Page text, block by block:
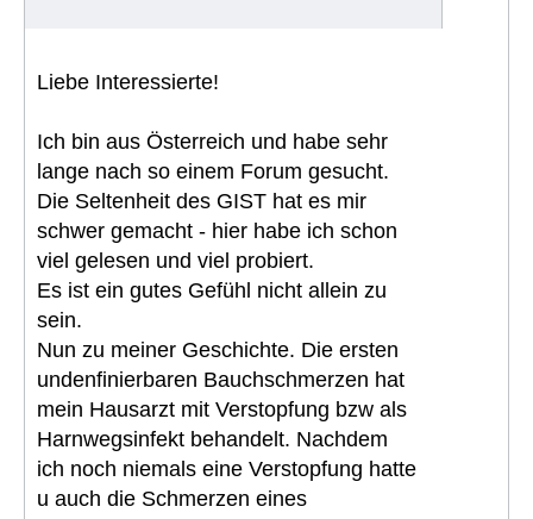
Liebe Interessierte!
Ich bin aus Österreich und habe sehr
lange nach so einem Forum gesucht.
Die Seltenheit des GIST hat es mir
schwer gemacht - hier habe ich schon
viel gelesen und viel probiert.
Es ist ein gutes Gefühl nicht allein zu
sein.
Nun zu meiner Geschichte. Die ersten
undenfinierbaren Bauchschmerzen hat
mein Hausarzt mit Verstopfung bzw als
Harnwegsinfekt behandelt. Nachdem
ich noch niemals eine Verstopfung hatte
u auch die Schmerzen eines